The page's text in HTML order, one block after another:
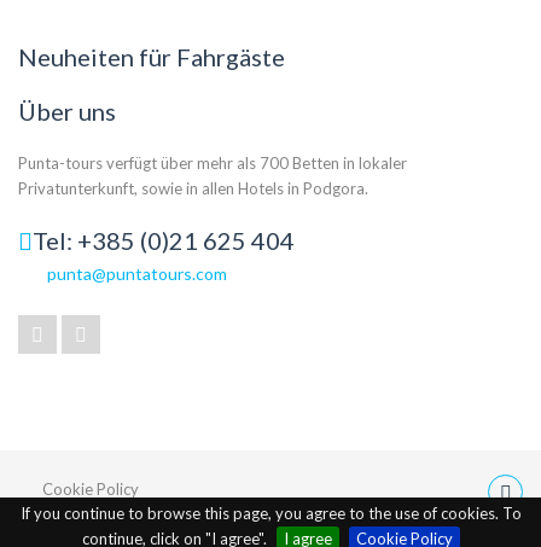
Neuheiten für Fahrgäste
Über uns
Punta-tours verfügt über mehr als 700 Betten in lokaler
Privatunterkunft, sowie in allen Hotels in Podgora.
Tel: +385 (0)21 625 404
punta@puntatours.com
Cookie Policy
© Developed by:Nove vibracije d.o.o.
If you continue to browse this page, you agree to the use of cookies. To
continue, click on "I agree".
I agree Cookie Policy